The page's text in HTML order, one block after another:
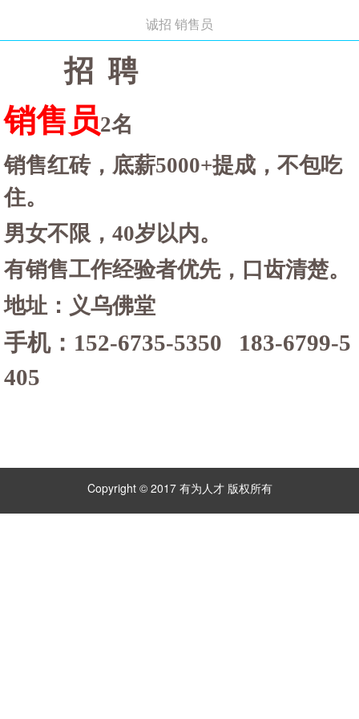
诚招 销售员
招 聘
销售员2名
销售红砖，底薪5000+提成，不包吃
住。
男女不限， 40岁以内。
有销售工作经验者优先，口齿清楚。
地址：义乌佛堂
手机： 152-6735-5350 183-6799-5
405
Copyright © 2017 有为人才 版权所有